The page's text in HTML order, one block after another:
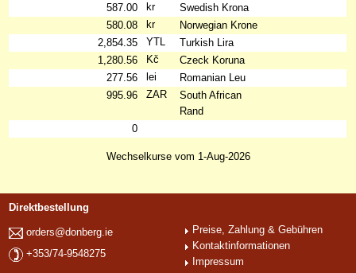
587.00
kr
Swedish Krona
580.08
kr
Norwegian Krone
2,854.35
YTL
Turkish Lira
1,280.56
Kč
Czeck Koruna
277.56
lei
Romanian Leu
995.96
ZAR
South African
Rand
0
Wechselkurse vom 1-Aug-2026
Direktbestellung
orders@donberg.ie
+353/74-9548275
Preise, Zahlung & Gebühren
Kontaktinformationen
Impressum